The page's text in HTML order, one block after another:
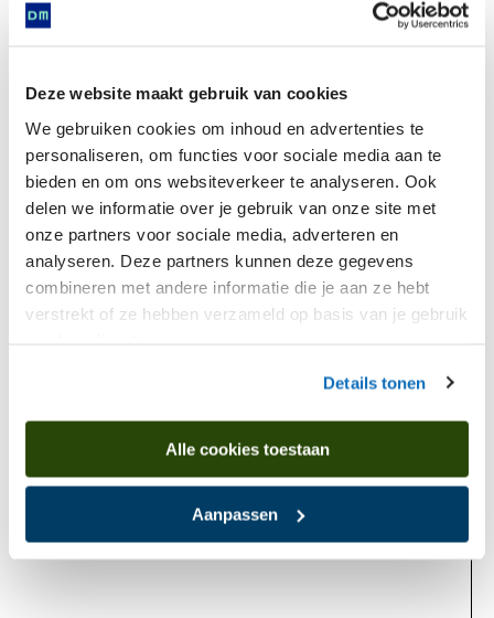
Deze website maakt gebruik van cookies
We gebruiken cookies om inhoud en advertenties te
personaliseren, om functies voor sociale media aan te
bieden en om ons websiteverkeer te analyseren. Ook
delen we informatie over je gebruik van onze site met
onze partners voor sociale media, adverteren en
analyseren. Deze partners kunnen deze gegevens
combineren met andere informatie die je aan ze hebt
verstrekt of ze hebben verzameld op basis van je gebruik
Details tonen
Alle cookies toestaan
Aanpassen
Is found in